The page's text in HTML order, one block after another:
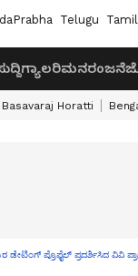
Telugu Tamil
ಗ್ಯಾಲರಿಮನರಂಜನೆ
Basavaraj Horatti
ಡೇಟಿಂಗ್ ಪ್ರೊಫೈಲ್‌ ಪ್ರದರ್ಶಿಸಿದ ವಿವಿ